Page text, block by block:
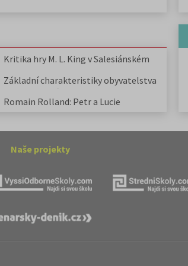
Kritika hry M. L. King v Salesiánském
Základní charakteristiky obyvatelstva
a geografie sídel
Romain Rolland: Petr a Lucie
Naše projekty